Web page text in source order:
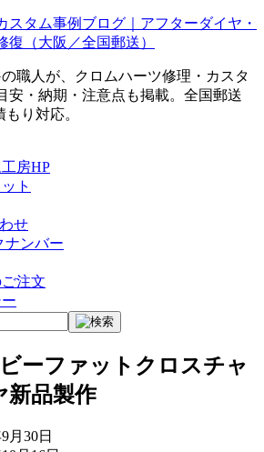
スタム事例ブログ｜アフターダイヤ・
復（大阪／全国郵送）
職人が、クロムハーツ修理・カスタ
安・納期・注意点も掲載。全国郵送
り対応。
房HP
ト
せ
ナンバー
注文
ーファットクロスチャ
新品製作
月30日